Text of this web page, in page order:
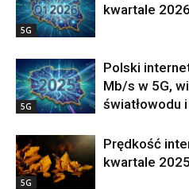
5G
kwartale
5G
Polski
Mb/s w 5G,
światłowodu
5G
Prędkość
kwartale